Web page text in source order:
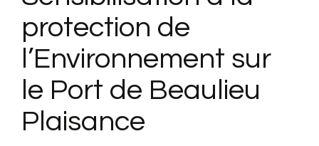
protection de
l’Environnement sur
le Port de Beaulieu
Plaisance